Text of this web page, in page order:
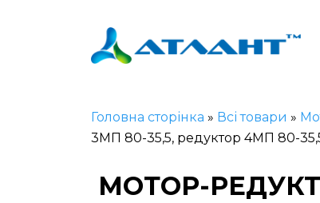
Головна сторінка » Всі товари »
3МП 80-35,5, редуктор 4МП 80-
МОТОР-